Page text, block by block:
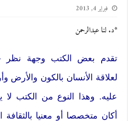
فبراير 4, 2013
*د. لنا عبدالرحمن
تقدم بعض الكتب وجهة نظر
لعلاقة الأنسان بالكون والأرض
عليه. وهذا النوع من الكتب لا
أكان متخصصا أو معنيا بالثقافة